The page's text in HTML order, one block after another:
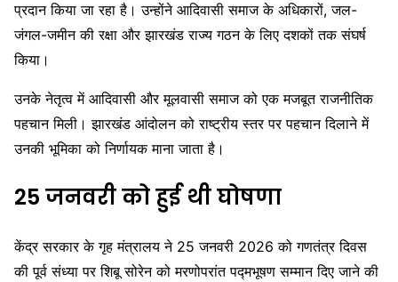
प्रदान किया जा रहा है। उन्होंने आदिवासी समाज के अधिकारों, जल-
जंगल-जमीन की रक्षा और झारखंड राज्य गठन के लिए दशकों तक संघर्ष
किया।
उनके नेतृत्व में आदिवासी और मूलवासी समाज को एक मजबूत राजनीतिक
पहचान मिली। झारखंड आंदोलन को राष्ट्रीय स्तर पर पहचान दिलाने में
उनकी भूमिका को निर्णायक माना जाता है।
25 जनवरी को हुई थी घोषणा
केंद्र सरकार के गृह मंत्रालय ने 25 जनवरी 2026 को गणतंत्र दिवस
की पूर्व संध्या पर शिबू सोरेन को मरणोपरांत पद्मभूषण सम्मान दिए जाने की